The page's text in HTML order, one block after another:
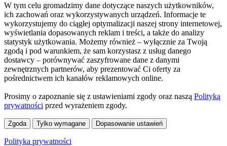
W tym celu gromadzimy dane dotyczące naszych użytkowników,
ich zachowań oraz wykorzystywanych urządzeń. Informacje te
wykorzystujemy do ciągłej optymalizacji naszej strony internetowej,
wyświetlania dopasowanych reklam i treści, a także do analizy
statystyk użytkowania. Możemy również – wyłącznie za Twoją
zgodą i pod warunkiem, że sam korzystasz z usług danego
dostawcy – porównywać zaszyfrowane dane z danymi
zewnętrznych partnerów, aby prezentować Ci oferty za
pośrednictwem ich kanałów reklamowych online.
Prosimy o zapoznanie się z ustawieniami zgody oraz naszą Polityką
prywatności przed wyrażeniem zgody.
Zgoda Tylko wymagane Dopasowanie ustawień
Polityka prywatności